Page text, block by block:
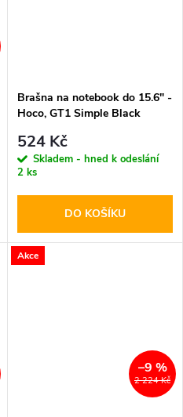
Brašna na notebook do 15.6" -
Hoco, GT1 Simple Black
524 Kč
Skladem - hned k odeslání
2 ks
DO KOŠÍKU
Akce
2 224 Kč
–9 %